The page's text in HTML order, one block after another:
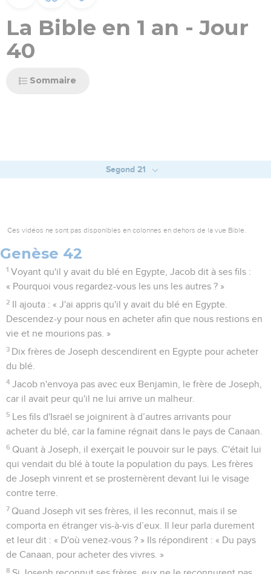
La Bible en 1 an - Jour
40
Sommaire
Segond 21
Ces vidéos ne sont pas disponibles en colonnes en dehors de la vue Bible.
Genèse 42
1 Voyant qu'il y avait du blé en Egypte, Jacob dit à ses fils :
« Pourquoi vous regardez-vous les uns les autres ? »
2 Il ajouta : « J'ai appris qu'il y avait du blé en Egypte.
Descendez-y pour nous en acheter afin que nous restions en
vie et ne mourions pas. »
3 Dix frères de Joseph descendirent en Egypte pour acheter
du blé.
4 Jacob n'envoya pas avec eux Benjamin, le frère de Joseph,
car il avait peur qu'il ne lui arrive un malheur.
5 Les fils d'Israël se joignirent à d’autres arrivants pour
acheter du blé, car la famine régnait dans le pays de Canaan.
6 Quant à Joseph, il exerçait le pouvoir sur le pays. C'était lui
qui vendait du blé à toute la population du pays. Les frères
de Joseph vinrent et se prosternèrent devant lui le visage
contre terre.
7 Quand Joseph vit ses frères, il les reconnut, mais il se
comporta en étranger vis-à-vis d’eux. Il leur parla durement
et leur dit : « D'où venez-vous ? » Ils répondirent : « Du pays
de Canaan, pour acheter des vivres. »
8